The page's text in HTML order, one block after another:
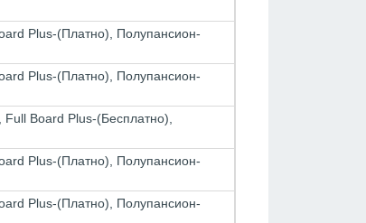
Plus-(Платно), Полупансион-
Plus-(Платно), Полупансион-
Board Plus-(Бесплатно),
Plus-(Платно), Полупансион-
Plus-(Платно), Полупансион-